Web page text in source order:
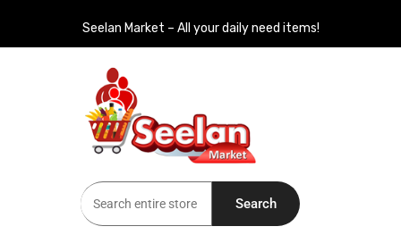
Seelan Market – All your daily need items!
Seelan Market
Online Grocery Shopping for all your daily need in Switzerland
Search